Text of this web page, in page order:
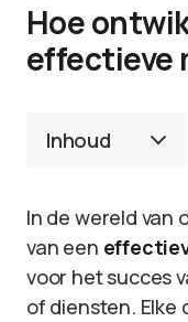
Hoe
effectieve
Inhoud
In de wereld van
van een
voor het succes
of diensten. Elke